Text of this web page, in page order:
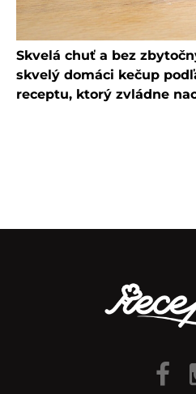
Skvelá chuť a bez
skvelý domáci kečup
receptu, ktorý zvládne